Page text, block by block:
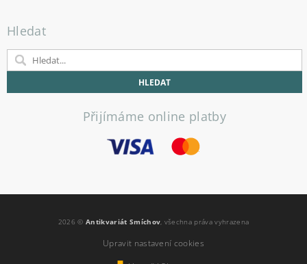
Hledat
Přijímáme online platby
2026 ©Antikvariát Smíchov , všechna práva vyhrazena
Upravit nastavení cookies